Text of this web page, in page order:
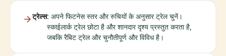
ट्रेल्स: अपने फिटनेस स्तर और रुचियों के अनुसार ट्रेल चुनें।
स्काईलार्क ट्रेल छोटा है और शानदार दृश्य प्रस्तुत करता है,
जबकि रैबिट ट्रेल और चुनौतीपूर्ण और विविध है।